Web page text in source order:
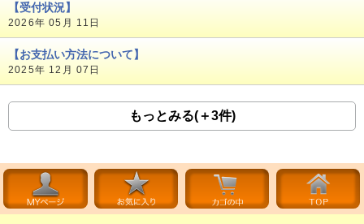
【受付状況】
2026年 05月 11日
【お支払い方法について】
2025年 12月 07日
もっとみる(＋3件)